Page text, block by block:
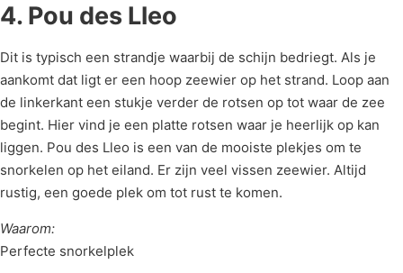
4. Pou des Lleo
Dit is typisch een strandje waarbij de schijn bedriegt. Als je
aankomt dat ligt er een hoop zeewier op het strand. Loop aan
de linkerkant een stukje verder de rotsen op tot waar de zee
begint. Hier vind je een platte rotsen waar je heerlijk op kan
liggen. Pou des Lleo is een van de mooiste plekjes om te
snorkelen op het eiland. Er zijn veel vissen zeewier. Altijd
rustig, een goede plek om tot rust te komen.
Waarom:
Perfecte snorkelplek